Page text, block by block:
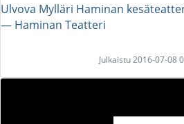
Ulvova Mylläri Haminan
― Haminan Teatteri
Julkaistu 2016-07-08